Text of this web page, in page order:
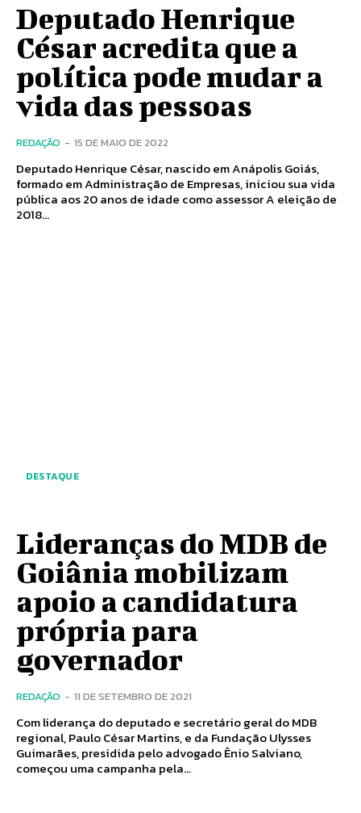
Deputado Henrique
César acredita que a
política pode mudar a
vida das pessoas
REDAÇÃO - 15 DE MAIO DE 2022
Deputado Henrique César, nascido em Anápolis Goiás,
formado em Administração de Empresas, iniciou sua vida
pública aos 20 anos de idade como assessor A eleição de
2018...
DESTAQUE
Lideranças do MDB de
Goiânia mobilizam
apoio a candidatura
própria para
governador
REDAÇÃO - 11 DE SETEMBRO DE 2021
Com liderança do deputado e secretário geral do MDB
regional, Paulo César Martins, e da Fundação Ulysses
Guimarães, presidida pelo advogado Ênio Salviano,
começou uma campanha pela...